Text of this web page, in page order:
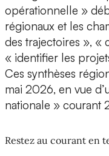
opérationnelle »
régionaux et les
des trajectoires », «
« identifier les
Ces synthèses
mai 2026, en vue
nationale » courant
Restez au courant en